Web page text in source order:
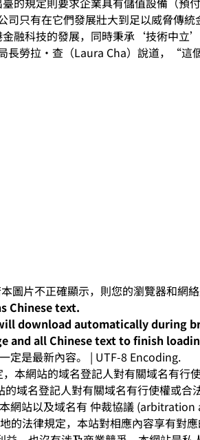
只有在它們發展壯大到足以威脅傳
融科技的發展，同時秉承‘技術中立
勞拉·查（Laura Cha）說道，“這
Chinese text.
download automatically during
and all Chinese text to finish
定是最新內容。 | UTF-8 Encoding.
本網站的域名登記人對有關域名有行
域名登記人對有關域名有行使權或合
網站以及域名有 仲裁協議 (arbitration
法律規定，本站對相應內容享有對應